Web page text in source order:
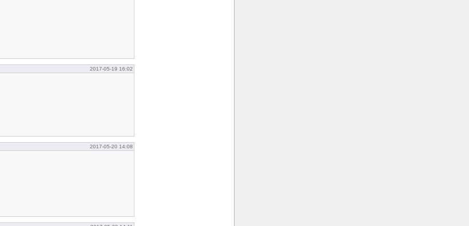
2017-05-19 16:02
2017-05-20 14:08